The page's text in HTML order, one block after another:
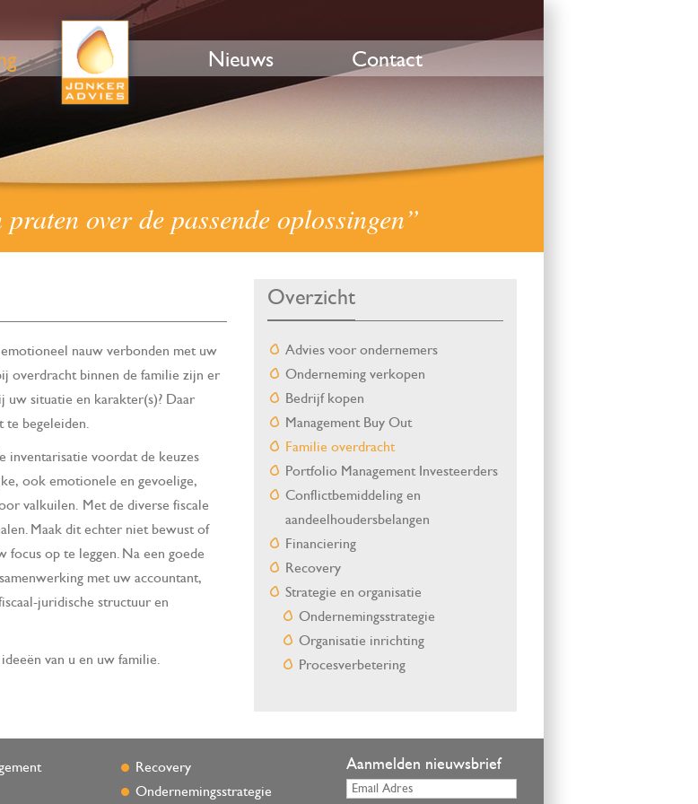
Nieuws Contact
over de passende oplossingen”
nauw verbonden met uw
overdracht binnen de familie zijn er
uw situatie en karakter(s)? Daar
te begeleiden.
inventarisatie voordat de keuzes
ook emotionele en gevoelige,
valkuilen. Met de diverse fiscale
Maak dit echter niet bewust of
op te leggen. Na een goede
met uw accountant,
juridische structuur en
van u en uw familie.
Overzicht
Advies voor ondernemers
Onderneming verkopen
Bedrijf kopen
Management Buy Out
Familie overdracht
Portfolio Management Investeerders
Conflictbemiddeling en
aandeelhoudersbelangen
Financiering
Recovery
Strategie en organisatie
Ondernemingsstrategie
Organisatie inrichting
Procesverbetering
Recovery
Ondernemingsstrategie
Aanmelden nieuwsbrief